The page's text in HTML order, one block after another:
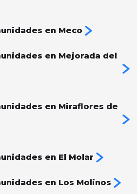
en Meco
en Mejorada del
en Miraflores de
en El Molar
en Los Molinos